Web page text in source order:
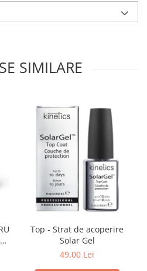
SIMILARE
Top - Strat de acoperire
Solar Gel
49,00 Lei